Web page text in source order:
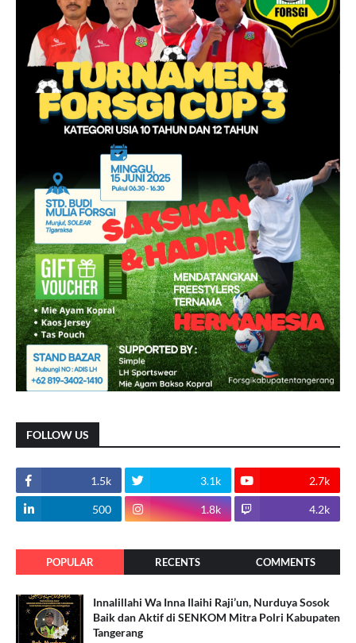
FOLLOW US
1.5k 3.1k 2.7k
500 1.8k 4.2k
POPULAR RECENTS COMMENTS
Innalillahi Wa Inna Ilaihi Raji’un, Nurduya Sosok
Baik dan Aktif di SENKOM Mitra Polri Kabupaten
Tangerang